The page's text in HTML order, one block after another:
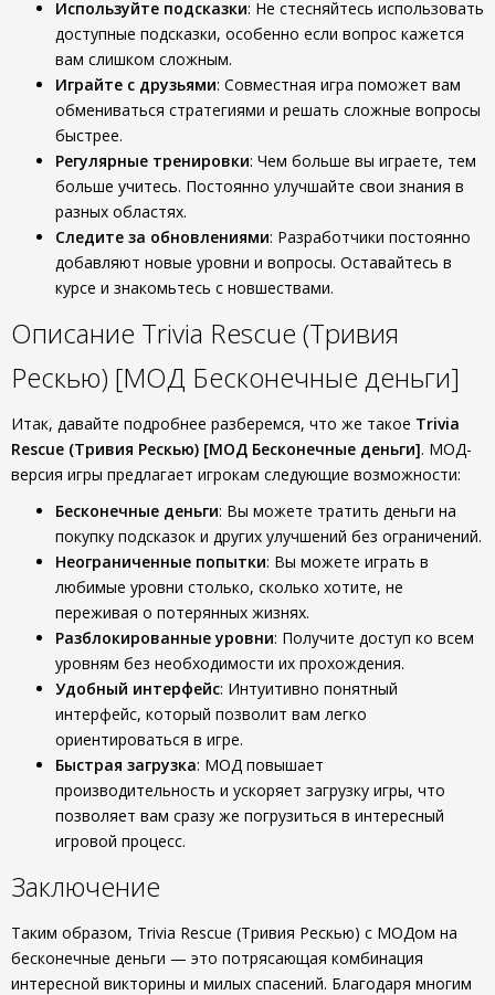
Используйте подсказки: Не стесняйтесь использовать
доступные подсказки, особенно если вопрос кажется
вам слишком сложным.
Играйте с друзьями: Совместная игра поможет вам
обмениваться стратегиями и решать сложные вопросы
быстрее.
Регулярные тренировки: Чем больше вы играете, тем
больше учитесь. Постоянно улучшайте свои знания в
разных областях.
Следите за обновлениями: Разработчики постоянно
добавляют новые уровни и вопросы. Оставайтесь в
курсе и знакомьтесь с новшествами.
Описание Trivia Rescue (Тривия
Рескью) [МОД Бесконечные деньги]
Итак, давайте подробнее разберемся, что же такое Trivia
Rescue (Тривия Рескью) [МОД Бесконечные деньги]. МОД-
версия игры предлагает игрокам следующие возможности:
Бесконечные деньги: Вы можете тратить деньги на
покупку подсказок и других улучшений без ограничений.
Неограниченные попытки: Вы можете играть в
любимые уровни столько, сколько хотите, не
переживая о потерянных жизнях.
Разблокированные уровни: Получите доступ ко всем
уровням без необходимости их прохождения.
Удобный интерфейс: Интуитивно понятный
интерфейс, который позволит вам легко
ориентироваться в игре.
Быстрая загрузка: МОД повышает
производительность и ускоряет загрузку игры, что
позволяет вам сразу же погрузиться в интересный
игровой процесс.
Заключение
Таким образом, Trivia Rescue (Тривия Рескью) с МОДом на
бесконечные деньги — это потрясающая комбинация
интересной викторины и милых спасений. Благодаря многим